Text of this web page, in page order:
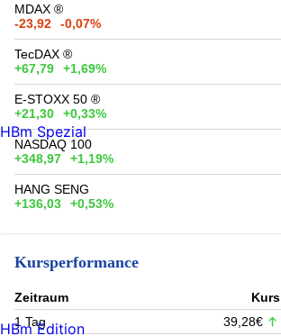
MDAX ®
-23,92
-0,07%
TecDAX ®
+67,79
+1,69%
E-STOXX 50 ®
+21,30
+0,33%
NASDAQ 100
+348,97
+1,19%
HANG SENG
+136,03
+0,53%
Kursperformance
Zeitraum Kurs
1 Tag
39,28€
HBm Spezial
HBm Edition